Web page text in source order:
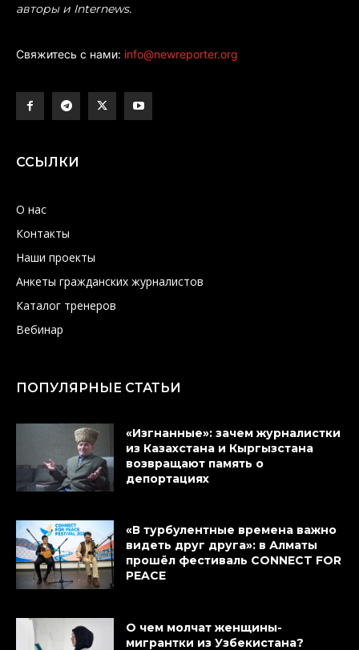
авторы и Internews.
Свяжитесь с нами: info@newreporter.org
ССЫЛКИ
О нас
Контакты
Наши проекты
Анкеты гражданских журналистов
Каталог тренеров
Вебинар
ПОПУЛЯРНЫЕ СТАТЬИ
«Изгнанные»: зачем журналистки
из Казахстана и Кыргызстана
возвращают память о
депортациях
«В турбулентные времена важно
видеть друг друга»: в Алматы
прошёл фестиваль CONNECT FOR
PEACE
О чем молчат женщины-
мигрантки из Узбекистана?